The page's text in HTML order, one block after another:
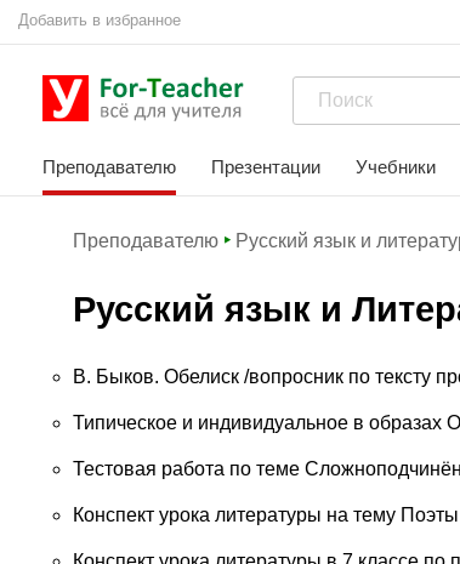
Добавить в избранное
Преподавателю Презентации Учебники
Преподавателю Русский язык и
Русский язык и
В. Быков. Обелиск /вопросник по тексту
Типическое и индивидуальное в образах
Тестовая работа по теме
Конспект урока литературы на тему